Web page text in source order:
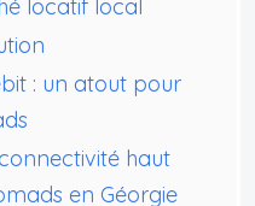
locatif local
: un atout pour
haut
en Géorgie